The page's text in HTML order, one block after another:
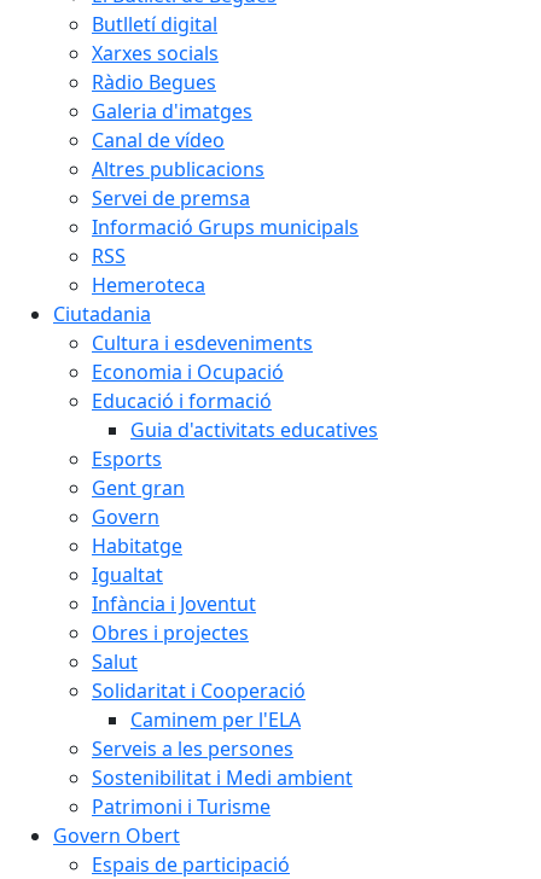
Butlletí digital
Xarxes socials
Ràdio Begues
Galeria d'imatges
Canal de vídeo
Altres publicacions
Servei de premsa
Informació Grups municipals
RSS
Hemeroteca
Ciutadania
Cultura i esdeveniments
Economia i Ocupació
Educació i formació
Guia d'activitats educatives
Esports
Gent gran
Govern
Habitatge
Igualtat
Infància i Joventut
Obres i projectes
Salut
Solidaritat i Cooperació
Caminem per l'ELA
Serveis a les persones
Sostenibilitat i Medi ambient
Patrimoni i Turisme
Govern Obert
Espais de participació